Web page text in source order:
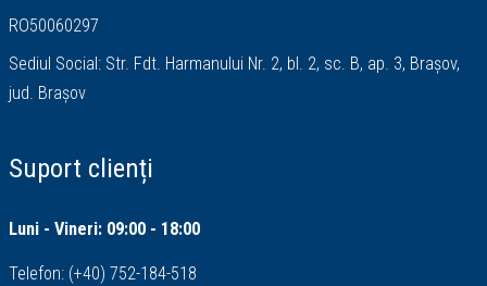
RO50060297
Sediul Social: Str. Fdt. Harmanului Nr. 2, bl. 2, sc. B, ap. 3, Brașov,
jud. Brașov
Suport clienți
Luni - Vineri: 09:00 - 18:00
Telefon: (+40) 752-184-518